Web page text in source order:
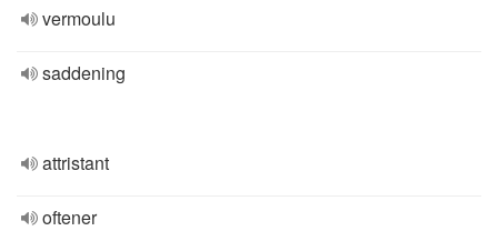
vermoulu
saddening
attristant
oftener